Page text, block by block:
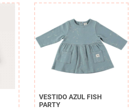
VESTIDO AZUL FISH
PARTY